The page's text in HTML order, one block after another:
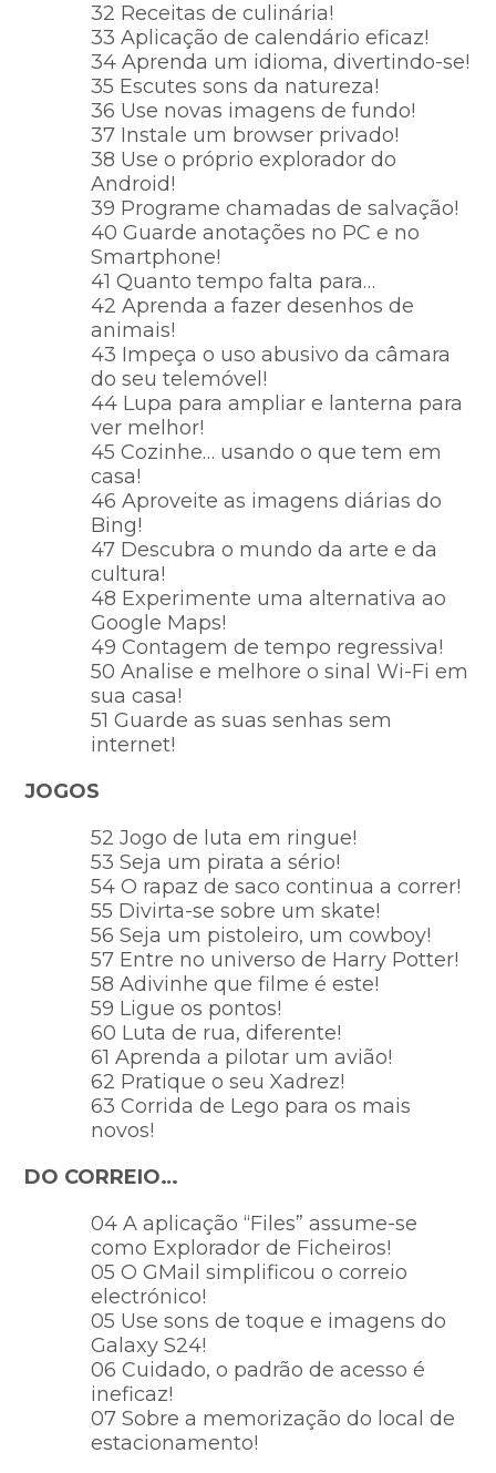
32 Receitas de culinária!
33 Aplicação de calendário eficaz!
34 Aprenda um idioma, divertindo-se!
35 Escutes sons da natureza!
36 Use novas imagens de fundo!
37 Instale um browser privado!
38 Use o próprio explorador do
Android!
39 Programe chamadas de salvação!
40 Guarde anotações no PC e no
Smartphone!
41 Quanto tempo falta para…
42 Aprenda a fazer desenhos de
animais!
43 Impeça o uso abusivo da câmara
do seu telemóvel!
44 Lupa para ampliar e lanterna para
ver melhor!
45 Cozinhe… usando o que tem em
casa!
46 Aproveite as imagens diárias do
Bing!
47 Descubra o mundo da arte e da
cultura!
48 Experimente uma alternativa ao
Google Maps!
49 Contagem de tempo regressiva!
50 Analise e melhore o sinal Wi-Fi em
sua casa!
51 Guarde as suas senhas sem
internet!
JOGOS
52 Jogo de luta em ringue!
53 Seja um pirata a sério!
54 O rapaz de saco continua a correr!
55 Divirta-se sobre um skate!
56 Seja um pistoleiro, um cowboy!
57 Entre no universo de Harry Potter!
58 Adivinhe que filme é este!
59 Ligue os pontos!
60 Luta de rua, diferente!
61 Aprenda a pilotar um avião!
62 Pratique o seu Xadrez!
63 Corrida de Lego para os mais
novos!
DO CORREIO…
04 A aplicação “Files” assume-se
como Explorador de Ficheiros!
05 O GMail simplificou o correio
electrónico!
05 Use sons de toque e imagens do
Galaxy S24!
06 Cuidado, o padrão de acesso é
ineficaz!
07 Sobre a memorização do local de
estacionamento!